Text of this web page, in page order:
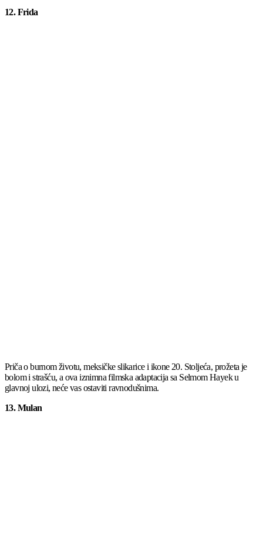
12. Frida
Priča o burnom životu, meksičke slikarice i ikone 20. Stoljeća, prožeta je
bolom i strašću, a ova iznimna filmska adaptacija sa Selmom Hayek u
glavnoj ulozi, neće vas ostaviti ravnodušnima.
13. Mulan